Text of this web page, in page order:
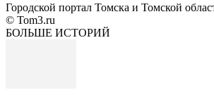
Городской портал Томска и Томской
© Tom3.ru
БОЛЬШЕ ИСТОРИЙ